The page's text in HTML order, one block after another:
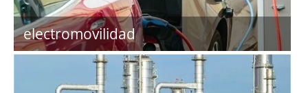
electromovilidad